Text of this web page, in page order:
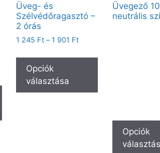
Üveg- és
Szélvédőragasztó –
2 órás
1 245 Ft – 1 901 Ft
Opciók
választása
Üvegező
neutrális
Opciók